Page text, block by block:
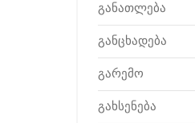
განათლება
განცხადება
გარემო
გახსენება